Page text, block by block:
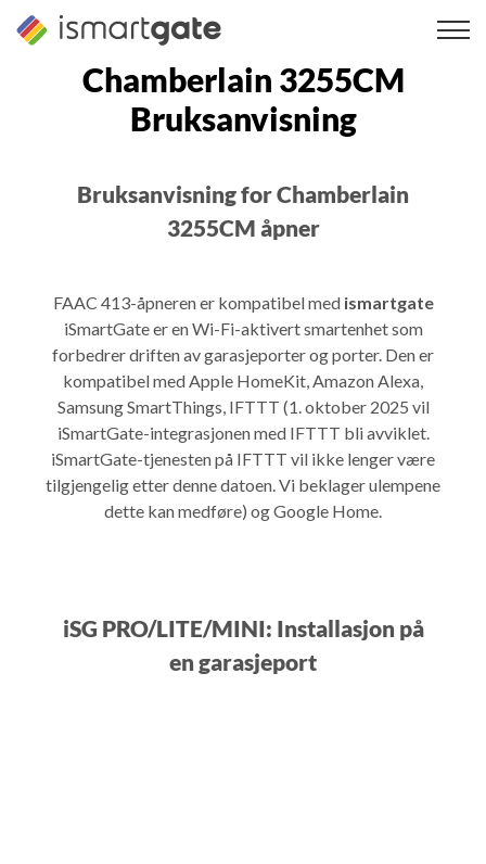
Hopp
Chamberlain 3255CM
Bruksanvisning
Bruksanvisning for Chamberlain
3255CM åpner
FAAC 413-åpneren er kompatibel med ismartgate
iSmartGate er en Wi-Fi-aktivert smartenhet som
forbedrer driften av garasjeporter og porter. Den er
kompatibel med Apple HomeKit, Amazon Alexa,
Samsung SmartThings, IFTTT (1. oktober 2025 vil
iSmartGate-integrasjonen med IFTTT bli avviklet.
iSmartGate-tjenesten på IFTTT vil ikke lenger være
tilgjengelig etter denne datoen. Vi beklager ulempene
dette kan medføre) og Google Home.
iSG PRO/LITE/MINI: Installasjon på
en garasjeport